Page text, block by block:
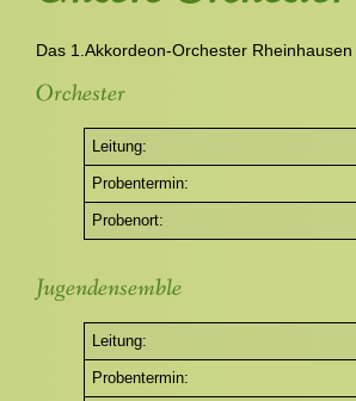
Das 1.Akkordeon-Orchester
Orchester
Leitung:
Probentermin:
Probenort:
Jugendensemble
Leitung:
Probentermin: